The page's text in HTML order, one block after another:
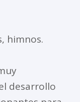
himnos.
desarrollo